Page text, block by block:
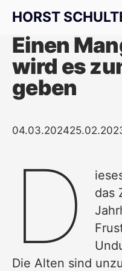
HORST
Einen
wird es
geben
04.03.2024
D
das
Die Alten sind